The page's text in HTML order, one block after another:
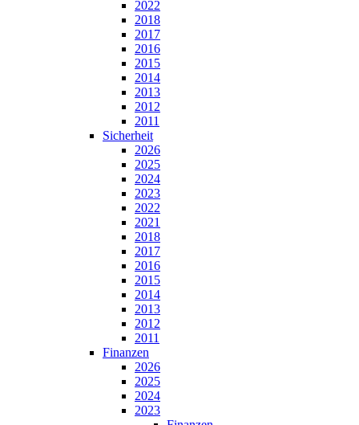
2022
2018
2017
2016
2015
2014
2013
2012
2011
Sicherheit
2026
2025
2024
2023
2022
2021
2018
2017
2016
2015
2014
2013
2012
2011
Finanzen
2026
2025
2024
2023